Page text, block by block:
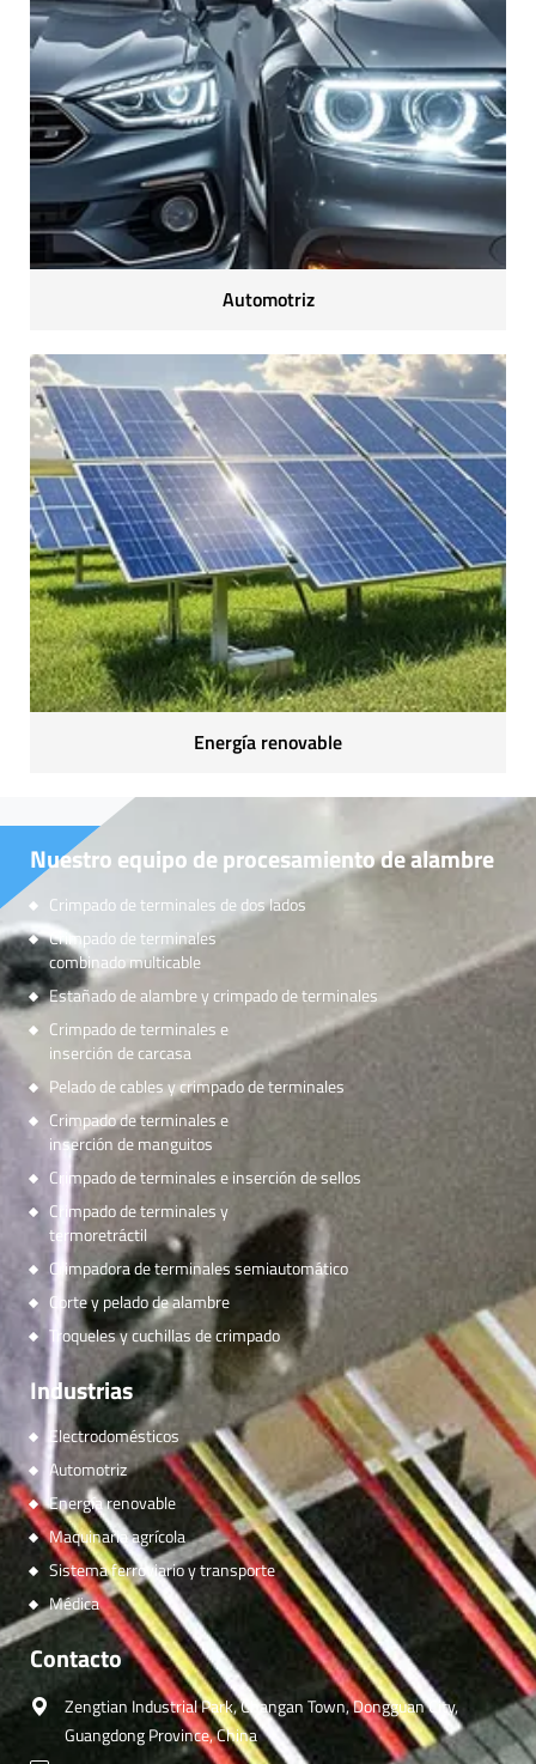
Automotriz
Energía renovable
Nuestro equipo de procesamiento de alambre
Crimpado de terminales de dos lados
Crimpado de terminales
combinado multicable
Estañado de alambre y crimpado de terminales
Crimpado de terminales e
inserción de carcasa
Pelado de cables y crimpado de terminales
Crimpado de terminales e
inserción de manguitos
Crimpado de terminales e inserción de sellos
Crimpado de terminales y
termoretráctil
Crimpadora de terminales semiautomático
Corte y pelado de alambre
Troqueles y cuchillas de crimpado
Industrias
Electrodomésticos
Automotriz
Energía renovable
Maquinaria agrícola
Sistema ferroviario y transporte
Médica
Contacto
Zengtian Industrial Park, Changan Town, Dongguan City,
Guangdong Province, China